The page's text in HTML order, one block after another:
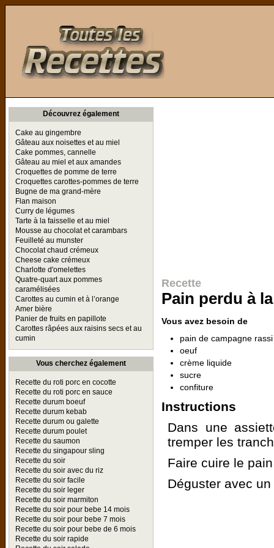
Découvrez également
Cake au gingembre
Gâteau aux noisettes et au miel
Cake pommes, cannelle
Gâteau au miel et aux amandes
Croquettes de pomme de terre
Croquettes carottes-pommes de terre
Bugne de ma grand-mère
Flan maison
Curry de légumes
Tarte à la faisselle et au miel
Mousse au chocolat et carambars
Feuilleté au munster
Chocolat chaud crémeux
Cheese cake crémeux
Charlotte d'omelettes
Quatre-quart aux pommes
caramélisées
Carottes au cumin et à l’orange
Amer bière
Panier de fruits en papillote
Carottes râpées aux raisins secs et au
cumin
Vous cherchez également
Recette du roti porc en cocotte
Recette du roti porc en sauce
Recette durum boeuf
Recette durum kebab
Recette durum ou galette
Recette durum poulet
Recette du saumon
Recette du singapour sling
Recette du soir
Recette du soir avec du riz
Recette du soir facile
Recette du soir leger
Recette du soir marmiton
Recette du soir pour bebe 14 mois
Recette du soir pour bebe 7 mois
Recette du soir pour bebe de 6 mois
Recette du soir rapide
Recette
Pain perdu à
Vous avez besoin de
pain de campagne rassi
oeuf
crème liquide
sucre
confiture
Instructions
Dans une
tremper les
Faire cuire le
Déguster avec